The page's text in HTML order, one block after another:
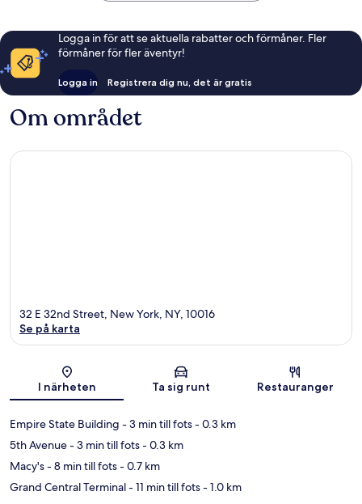
Logga in för att se aktuella rabatter och förmåner. Fler
förmåner för fler äventyr!
Logga in Registrera dig nu, det är gratis
Om området
Karta
32 E 32nd Street, New York, NY, 10016
Se på karta
I närheten Ta sig runt Restauranger
Empire State Building - 3 min till fots- 0.3 km
5th Avenue- 3 min till fots- 0.3 km
Macy's- 8 min till fots- 0.7 km
Grand Central Terminal- 11 min till fots- 1.0 km